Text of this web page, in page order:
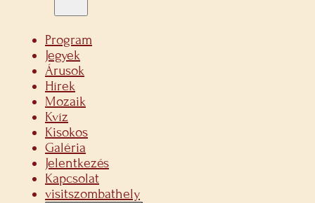
Program
Jegyek
Árusok
Hírek
Mozaik
Kvíz
Kisokos
Galéria
Jelentkezés
Kapcsolat
visitszombathely